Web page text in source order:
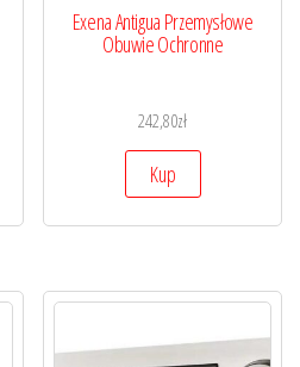
Exena Antigua Przemysłowe
Obuwie Ochronne
242,80zł
Kup